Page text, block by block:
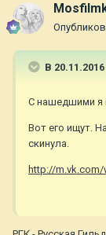
В
С нашедшими я
Вот его ищут.
скинула.
http://m.vk.com/